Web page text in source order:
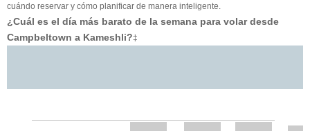
cuándo reservar y cómo planificar de manera inteligente.
¿Cuál es el día más barato de la semana para volar desde
Campbeltown a Kameshli?‡